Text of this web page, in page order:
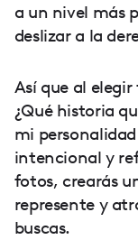
a un nivel más
deslizar a la
Así que al
¿Qué historia
mi
intencional y
fotos, crearás
represente y
buscas.